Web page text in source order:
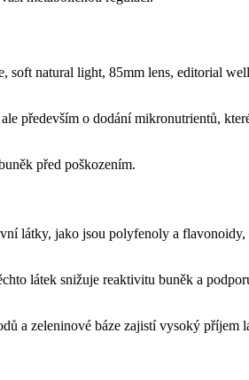
především o dodání mikronutrientů,
před poškozením.
látky, jako jsou polyfenoly a
látek snižuje reaktivitu buněk a
a zeleninové báze zajistí vysoký příjem